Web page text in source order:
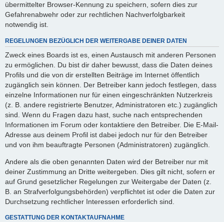
übermittelter Browser-Kennung zu speichern, sofern dies zur
Gefahrenabwehr oder zur rechtlichen Nachverfolgbarkeit
notwendig ist.
REGELUNGEN BEZÜGLICH DER WEITERGABE DEINER DATEN
Zweck eines Boards ist es, einen Austausch mit anderen Personen
zu ermöglichen. Du bist dir daher bewusst, dass die Daten deines
Profils und die von dir erstellten Beiträge im Internet öffentlich
zugänglich sein können. Der Betreiber kann jedoch festlegen, dass
einzelne Informationen nur für einen eingeschränkten Nutzerkreis
(z. B. andere registrierte Benutzer, Administratoren etc.) zugänglich
sind. Wenn du Fragen dazu hast, suche nach entsprechenden
Informationen im Forum oder kontaktiere den Betreiber. Die E-Mail-
Adresse aus deinem Profil ist dabei jedoch nur für den Betreiber
und von ihm beauftragte Personen (Administratoren) zugänglich.
Andere als die oben genannten Daten wird der Betreiber nur mit
deiner Zustimmung an Dritte weitergeben. Dies gilt nicht, sofern er
auf Grund gesetzlicher Regelungen zur Weitergabe der Daten (z.
B. an Strafverfolgungsbehörden) verpflichtet ist oder die Daten zur
Durchsetzung rechtlicher Interessen erforderlich sind.
GESTATTUNG DER KONTAKTAUFNAHME